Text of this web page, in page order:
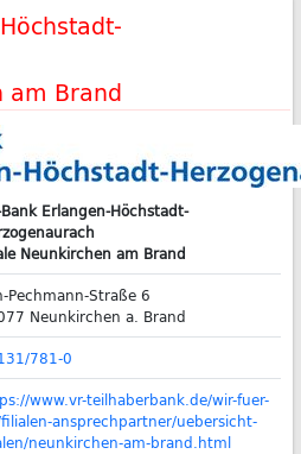
am Brand
Bank Erlangen-Höchstadt-
Neunkirchen am Brand
Pechmann-Straße 6
Neunkirchen a. Brand
781-0
www.vr-teilhaberbank.de/wir-fuer-
ansprechpartner/uebersicht-
neunkirchen-am-brand.html